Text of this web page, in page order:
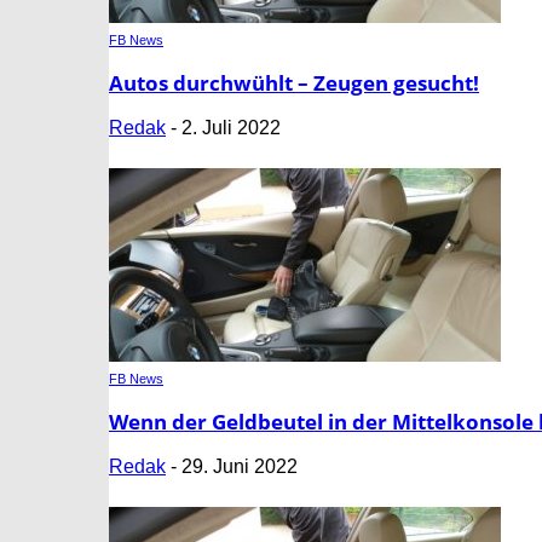
FB News
Autos durchwühlt – Zeugen gesucht!
Redak - 2. Juli 2022
FB News
Wenn der Geldbeutel in der
Redak - 29. Juni 2022